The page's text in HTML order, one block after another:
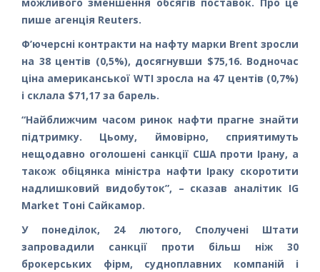
пише агенція Reuters.
Ф’ючерсні контракти на нафту марки Brent зросли
на 38 центів (0,5%), досягнувши $75,16. Водночас
ціна американської WTI зросла на 47 центів (0,7%)
і склала $71,17 за барель.
“Найближчим часом ринок нафти прагне знайти
підтримку. Цьому, ймовірно, сприятимуть
нещодавно оголошені санкції США проти Ірану, а
також обіцянка міністра нафти Іраку скоротити
надлишковий видобуток”, – сказав аналітик IG
Market Тоні Сайкамор.
У понеділок, 24 лютого, Сполучені Штати
запровадили санкції проти більш ніж 30
брокерських фірм, судноплавних компаній і